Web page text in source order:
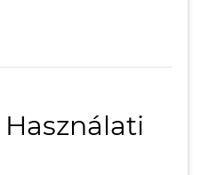
Használati